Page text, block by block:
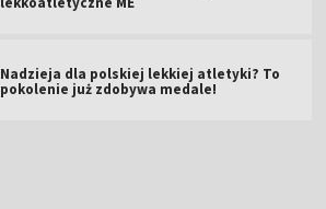
Nadzieja dla polskiej lekkiej atletyki? To
pokolenie już zdobywa medale!